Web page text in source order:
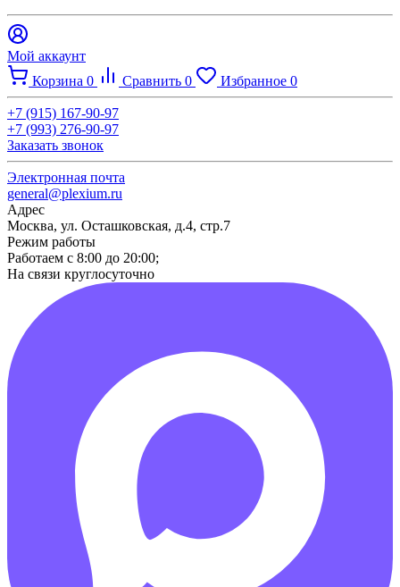
Мой аккаунт
Корзина 0 Сравнить 0 Избранное 0
+7 (915) 167-90-97
+7 (993) 276-90-97
Заказать звонок
Электронная почта
general@plexium.ru
Адрес
Москва, ул. Осташковская, д.4, стр.7
Режим работы
Работаем с 8:00 до 20:00;
На связи круглосуточно